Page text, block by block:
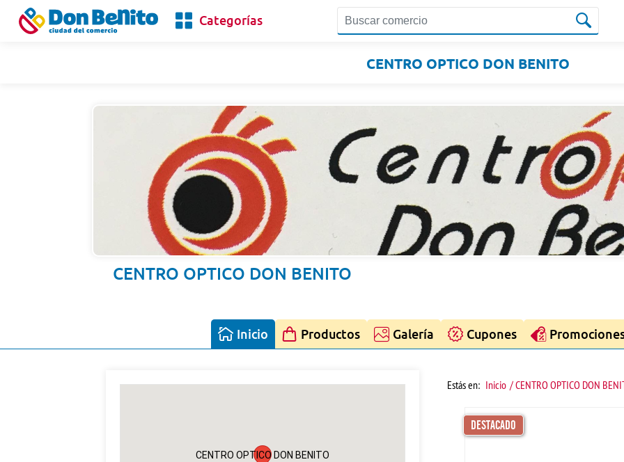
Categorías
CENTRO OPTICO DON BENITO
CENTRO OPTICO DON BENITO
Inicio Productos Galería Cupones
CENTRO OPTICO DON BENITO
Estás en: Inicio / CENTRO OPTICO DON
DESTACADO